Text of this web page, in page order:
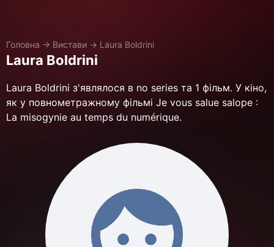
Головна → Вистави → Laura Boldrini
Laura Boldrini
Laura Boldrini з'являлося в no series та 1 фільм. У кіно,
як у повнометражному фільмі Je vous salue salope :
La misogynie au temps du numérique.